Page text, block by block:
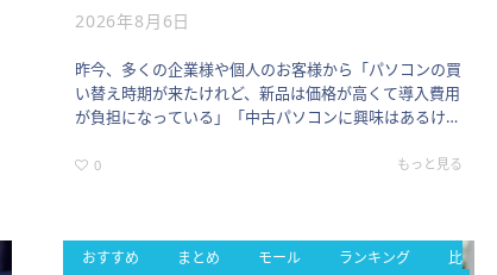
2026年8月6日
昨今、多くの企業様や個人のお客様から「パソコンの買
い替え時期が来たけれど、新品は価格が高くて導入費用
が負担になっている」「中古パソコンに興味はあるけれ
を頻繁にお受けします…
0 もっと見る
おすすめ まとめ モール ランキング
比